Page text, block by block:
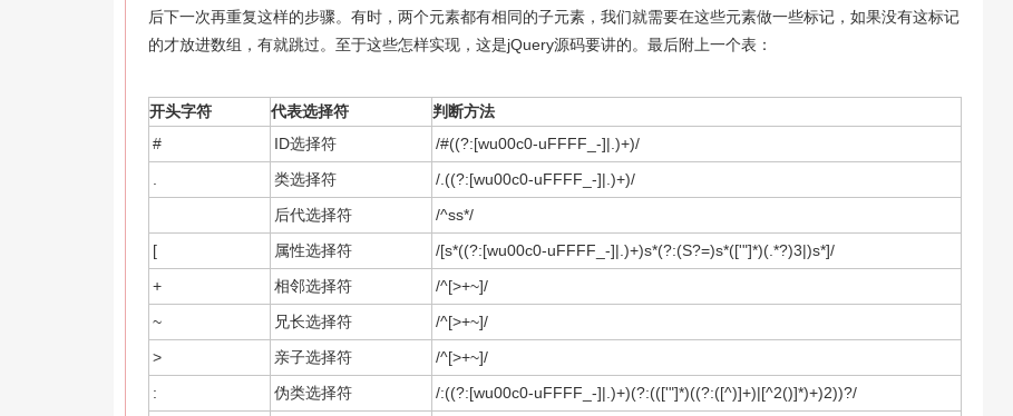
后下一次再重复这样的步骤。有时，两个元素都有相同的子元素，我们就需要在这些元素做一些标记，如果没有这标记
的才放进数组，有就跳过。至于这些怎样实现，这是jQuery源码要讲的。最后附上一个表：
开头字符 代表选择符
判断方法
#
ID选择符
/#((?:[wu00c0-uFFFF_-]|.)+)/
类选择符
/.((?:[wu00c0-uFFFF_-]|.)+)/
后代选择符
/^ss*/
[
属性选择符
/[s*((?:[wu00c0-uFFFF_-]|.)+)s*(?:(S?=)s*(['"]*)(.*?)3|)s*]/
+
相邻选择符
/^[>+~]/
~
兄长选择符
/^[>+~]/
>
亲子选择符
/^[>+~]/
:
伪类选择符
/:((?:[wu00c0-uFFFF_-]|.)+)(?:((['"]*)((?:([^)]+)|[^2()]*)+)2))?/